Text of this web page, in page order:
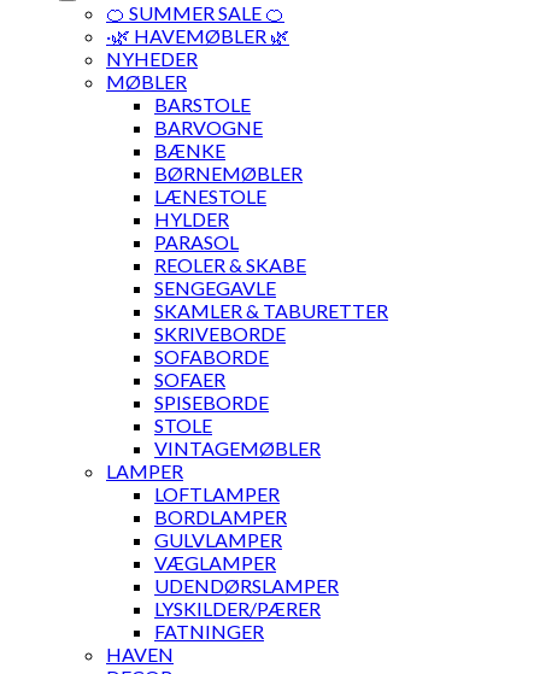
🍊 SUMMER SALE 🍊
·🌿 HAVEMØBLER 🌿
NYHEDER
MØBLER
BARSTOLE
BARVOGNE
BÆNKE
BØRNEMØBLER
LÆNESTOLE
HYLDER
PARASOL
REOLER & SKABE
SENGEGAVLE
SKAMLER & TABURETTER
SKRIVEBORDE
SOFABORDE
SOFAER
SPISEBORDE
STOLE
VINTAGEMØBLER
LAMPER
LOFTLAMPER
BORDLAMPER
GULVLAMPER
VÆGLAMPER
UDENDØRSLAMPER
LYSKILDER/PÆRER
FATNINGER
HAVEN